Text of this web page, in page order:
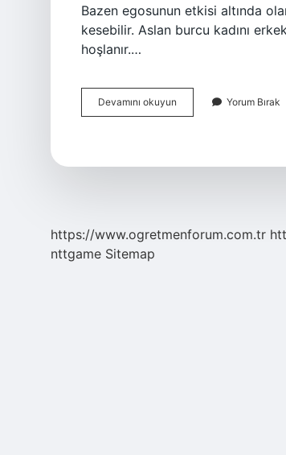
Bazen egosunun etkisi altında
kesebilir. Aslan burcu kadını
hoşlanır.…
Devamını okuyun
Burcu
Yorum Bırak
https://www.ogretmenforum.com.tr
nttgame Sitemap